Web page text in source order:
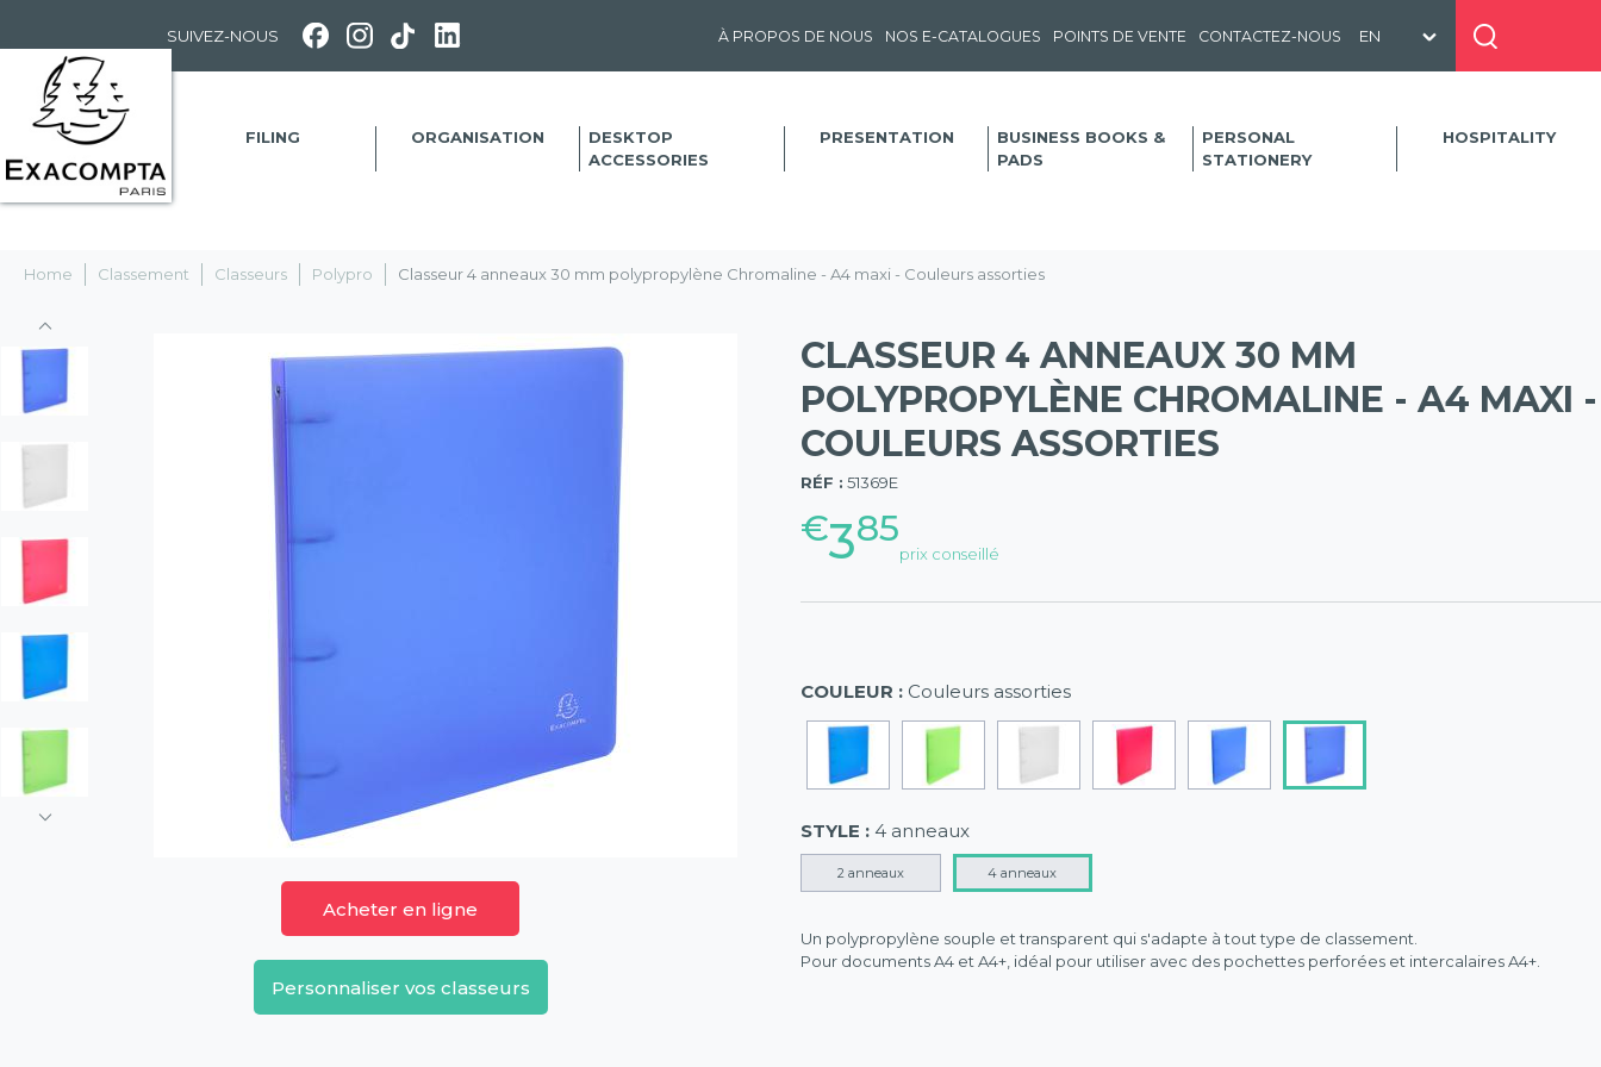
SUIVEZ-NOUS À PROPOS DE NOUS NOS E-CATALOGUES POINTS DE VENTE CONTACTEZ-NOUS
FILING ORGANISATION
DESKTOP
ACCESSORIES
PRESENTATION
BUSINESS BOOKS &
PADS
PERSONAL
STATIONERY
HOSPITALITY
Home Classement Classeurs Polypro Classeur 4 anneaux 30 mm polypropylène Chromaline - A4 maxi - Couleurs assorties
Acheter en ligne
Personnaliser vos classeurs
CLASSEUR 4 ANNEAUX 30 MM
POLYPROPYLÈNE CHROMALINE - A4 MAXI -
COULEURS ASSORTIES
RÉF : 51369E
€385
prix conseillé
(57)
COULEUR : Couleurs assorties
STYLE : 4 anneaux
2 anneaux 4 anneaux
Un polypropylène souple et transparent qui s'adapte à tout type de classement.
Pour documents A4 et A4+, idéal pour utiliser avec des pochettes perforées et intercalaires A4+.